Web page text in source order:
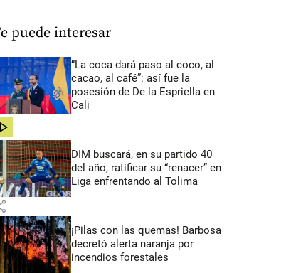
puede interesar
“La coca dará paso al coco, al
cacao, al café”: así fue la
posesión de De la Espriella en
Cali
share
DIM buscará, en su partido 40
del año, ratificar su “renacer” en
Liga enfrentando al Tolima
¡Pilas con las quemas! Barbosa
decretó alerta naranja por
incendios forestales